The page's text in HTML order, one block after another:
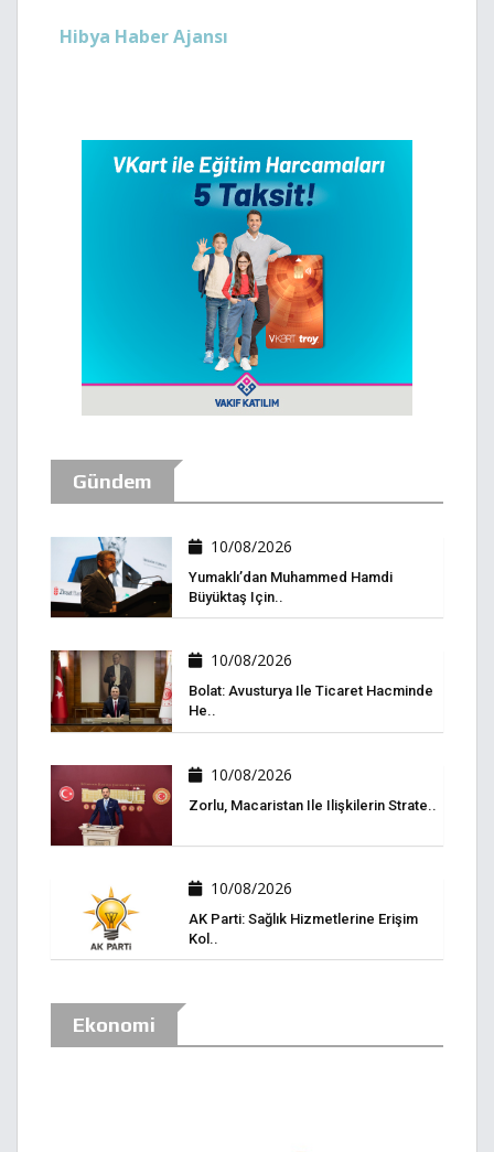
Hibya Haber Ajansı
Gündem
10/08/2026
Yumaklı’dan Muhammed Hamdi
Büyüktaş Için..
10/08/2026
Bolat: Avusturya Ile Ticaret Hacminde
He..
10/08/2026
Zorlu, Macaristan Ile Ilişkilerin Strate..
10/08/2026
AK Parti: Sağlık Hizmetlerine Erişim
Kol..
Ekonomi